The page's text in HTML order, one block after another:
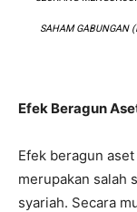
SAHAM GABUNGAN
Efek Beragun
Efek beragun
merupakan salah
syariah. Secara